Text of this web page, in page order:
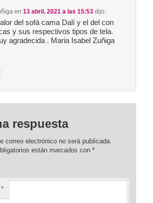
en13 abril, 2021 a las 15:53 dijo:
del sofá cama Dalí y el del con
y sus respectivos tipos de tela.
agradecida . Maria Isabel Zuñiga
respuesta
correo electrónico no será publicada.
están marcados con*
*